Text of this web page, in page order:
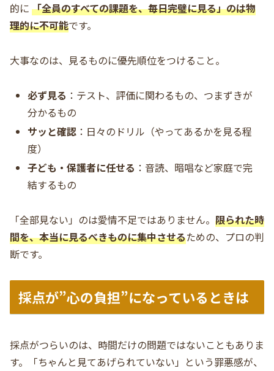
的に 「全員のすべての課題を、毎日完璧に見る」のは物
理的に不可能です。
大事なのは、見るものに優先順位をつけること。
必ず見る ：テスト、評価に関わるもの、つまずきが
分かるもの
サッと確認 ：日々のドリル（やってあるかを見る程
度）
子ども・保護者に任せる ：音読、暗唱など家庭で完
結するもの
「全部見ない」のは愛情不足ではありません。 限られた時
間を、本当に見るべきものに集中させるための、プロの判
断です。
採点が”心の負担”になっているときは
採点がつらいのは、時間だけの問題ではないこともありま
す。「ちゃんと見てあげられていない」という罪悪感が、